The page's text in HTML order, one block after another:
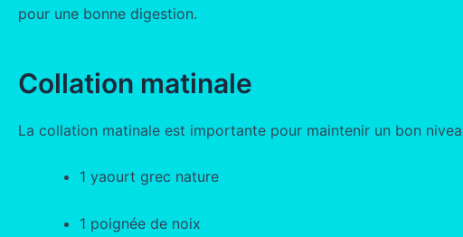
pour une bonne digestion.
Collation matinale
La collation matinale est importante pour maintenir un bon
1 yaourt grec nature
1 poignée de noix